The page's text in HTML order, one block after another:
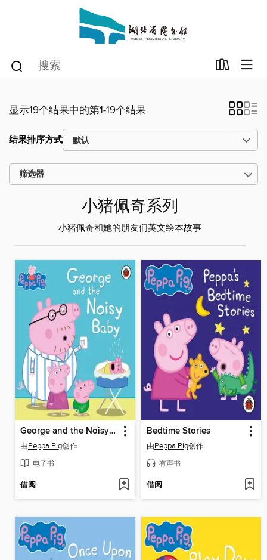
显示19个结果中的第1-19个结果
结果排序方式
筛选器
小猪佩奇系列
小猪佩奇和她的朋友们英文绘本故事
George and the Noisy Baby
由Peppa Pig创作
电子书
借阅
Bedtime Stories
由Peppa Pig创作
有声书
借阅